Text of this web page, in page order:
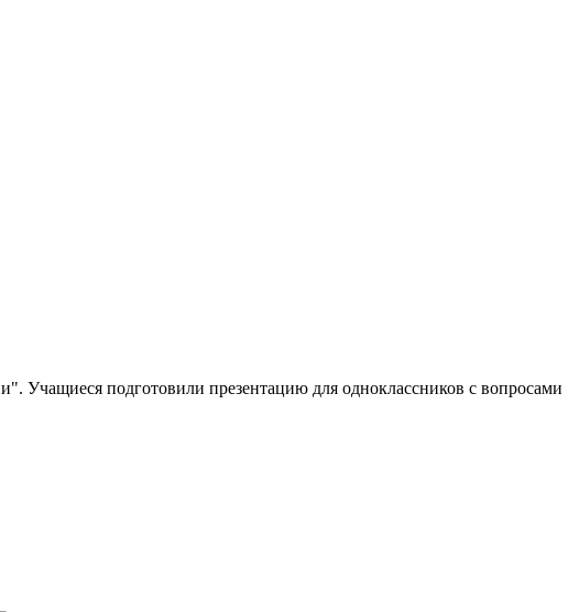
Учащиеся подготовили презентацию для одноклассников с вопросами